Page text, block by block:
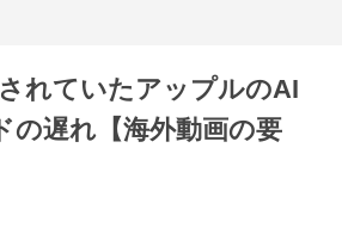
れていたアップルのAI
の遅れ【海外動画の要